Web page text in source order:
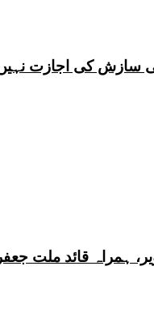
سازش کی اجازت
ہمراہ قائد ملت